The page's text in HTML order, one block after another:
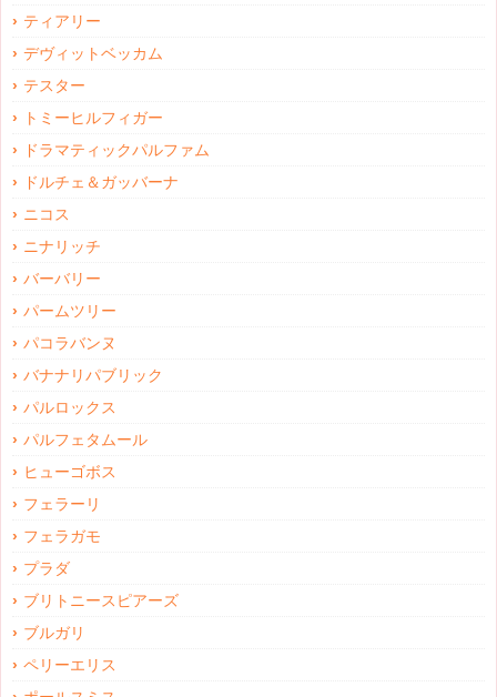
ティアリー
デヴィットベッカム
テスター
トミーヒルフィガー
ドラマティックパルファム
ドルチェ＆ガッバーナ
ニコス
ニナリッチ
バーバリー
パームツリー
パコラバンヌ
バナナリパブリック
パルロックス
パルフェタムール
ヒューゴボス
フェラーリ
フェラガモ
プラダ
ブリトニースピアーズ
ブルガリ
ペリーエリス